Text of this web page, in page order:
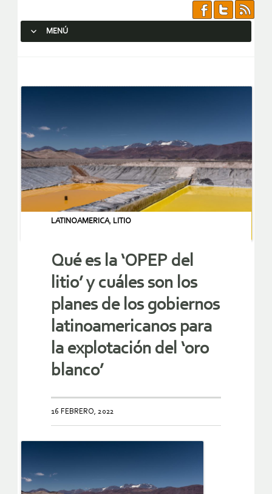
MENÚ
LATINOAMERICA, LITIO
Qué es la ‘OPEP del
litio’ y cuáles son los
planes de los gobiernos
latinoamericanos para
la explotación del ‘oro
blanco’
16 FEBRERO, 2022